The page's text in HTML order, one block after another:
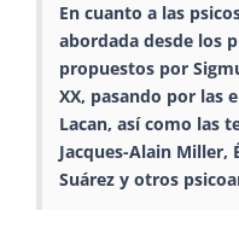
En cuanto a las
abordada desde los
propuestos por
XX, pasando por las
Lacan, así como las
Jacques-Alain Miller,
Suárez y otros